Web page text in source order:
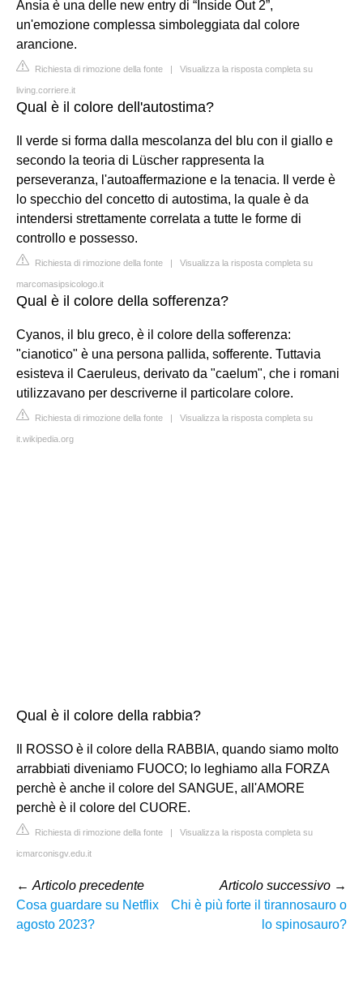
Ansia è una delle new entry di “Inside Out 2”,
un'emozione complessa simboleggiata dal colore
arancione.
Richiesta di rimozione della fonte | Visualizza la risposta completa su
living.corriere.it
Qual è il colore dell'autostima?
Il verde si forma dalla mescolanza del blu con il giallo e
secondo la teoria di Lüscher rappresenta la
perseveranza, l'autoaffermazione e la tenacia. Il verde è
lo specchio del concetto di autostima, la quale è da
intendersi strettamente correlata a tutte le forme di
controllo e possesso.
Richiesta di rimozione della fonte | Visualizza la risposta completa su
marcomasipsicologo.it
Qual è il colore della sofferenza?
Cyanos, il blu greco, è il colore della sofferenza:
"cianotico" è una persona pallida, sofferente. Tuttavia
esisteva il Caeruleus, derivato da "caelum", che i romani
utilizzavano per descriverne il particolare colore.
Richiesta di rimozione della fonte | Visualizza la risposta completa su
it.wikipedia.org
Qual è il colore della rabbia?
Il ROSSO è il colore della RABBIA, quando siamo molto
arrabbiati diveniamo FUOCO; lo leghiamo alla FORZA
perchè è anche il colore del SANGUE, all'AMORE
perchè è il colore del CUORE.
Richiesta di rimozione della fonte | Visualizza la risposta completa su
icmarconisgv.edu.it
← Articolo precedente
Cosa guardare su Netflix
agosto 2023?
Articolo successivo →
Chi è più forte il tirannosauro o
lo spinosauro?